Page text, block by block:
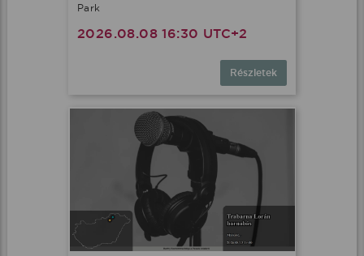
Park
2026.08.08 16:30 UTC+2
Részletek